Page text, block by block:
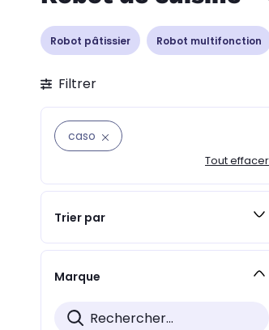
Robot pâtissier Robot multifonction
Filtrer
caso
Tout effacer
Trier par
Marque